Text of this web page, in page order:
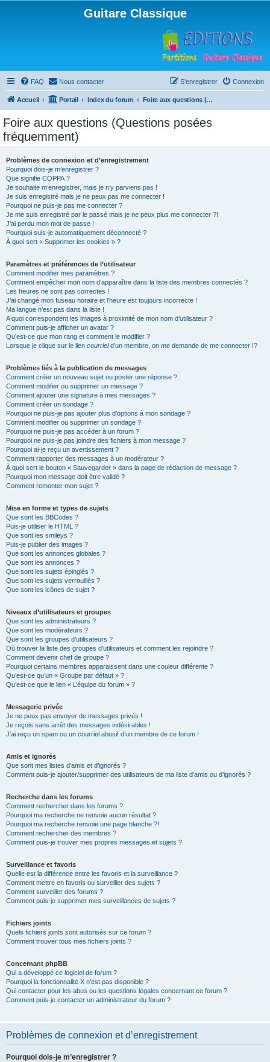
Guitare Classique
FAQ Nous contacter Connexion
S’enregistrer
Accueil Portail Index du forum Foire aux questions (Questions posées fréquemment)
Foire aux questions (Questions posées
fréquemment)
Problèmes de connexion et d’enregistrement
Pourquoi dois-je m’enregistrer ?
Que signifie COPPA ?
Je souhaite m’enregistrer, mais je n’y parviens pas !
Je suis enregistré mais je ne peux pas me connecter !
Pourquoi ne puis-je pas me connecter ?
Je me suis enregistré par le passé mais je ne peux plus me connecter ?!
J’ai perdu mon mot de passe !
Pourquoi suis-je automatiquement déconnecté ?
À quoi sert « Supprimer les cookies » ?
Paramètres et préférences de l’utilisateur
Comment modifier mes paramètres ?
Comment empêcher mon nom d’apparaître dans la liste des membres connectés ?
Les heures ne sont pas correctes !
J’ai changé mon fuseau horaire et l’heure est toujours incorrecte !
Ma langue n’est pas dans la liste !
A quoi correspondent les images à proximité de mon nom d’utilisateur ?
Comment puis-je afficher un avatar ?
Qu’est-ce que mon rang et comment le modifier ?
Lorsque je clique sur le lien courrield’un membre, on me demande de me connecter !?
Problèmes liés à la publication de messages
Comment créer un nouveau sujet ou poster une réponse ?
Comment modifier ou supprimer un message ?
Comment ajouter une signature à mes messages ?
Comment créer un sondage ?
Pourquoi ne puis-je pas ajouter plus d’options à mon sondage ?
Comment modifier ou supprimer un sondage ?
Pourquoi ne puis-je pas accéder à un forum ?
Pourquoi ne puis-je pas joindre des fichiers à mon message ?
Pourquoi ai-je reçu un avertissement ?
Comment rapporter des messages à un modérateur ?
À quoi sert le bouton « Sauvegarder » dans la page de rédaction de message ?
Pourquoi mon message doit être validé ?
Comment remonter mon sujet ?
Mise en forme et types de sujets
Que sont les BBCodes ?
Puis-je utiliser le HTML ?
Que sont les smileys ?
Puis-je publier des images ?
Que sont les annonces globales ?
Que sont les annonces ?
Que sont les sujets épinglés ?
Que sont les sujets verrouillés ?
Que sont les icônes de sujet ?
Niveaux d’utilisateurs et groupes
Que sont les administrateurs ?
Que sont les modérateurs ?
Que sont les groupes d’utilisateurs ?
Où trouver la liste des groupes d’utilisateurs et comment les rejoindre ?
Comment devenir chef de groupe ?
Pourquoi certains membres apparaissent dans une couleur différente ?
Qu’est-ce qu’un « Groupe par défaut » ?
Qu’est-ce que le lien « L’équipe du forum » ?
Messagerie privée
Je ne peux pas envoyer de messages privés !
Je reçois sans arrêt des messages indésirables !
J’ai reçu un spam ou un courriel abusif d’un membre de ce forum !
Amis et ignorés
Que sont mes listes d’amis et d’ignorés ?
Comment puis-je ajouter/supprimer des utilisateurs de ma liste d’amis ou d’ignorés ?
Recherche dans les forums
Comment rechercher dans les forums ?
Pourquoi ma recherche ne renvoie aucun résultat ?
Pourquoi ma recherche renvoie une page blanche ?!
Comment rechercher des membres ?
Comment puis-je trouver mes propres messages et sujets ?
Surveillance et favoris
Quelle est la différence entre les favoris et la surveillance ?
Comment mettre en favoris ou surveiller des sujets ?
Comment surveiller des forums ?
Comment puis-je supprimer mes surveillances de sujets ?
Fichiers joints
Quels fichiers joints sont autorisés sur ce forum ?
Comment trouver tous mes fichiers joints ?
Concernant phpBB
Qui a développé ce logiciel de forum ?
Pourquoi la fonctionnalité X n’est pas disponible ?
Qui contacter pour les abus ou les questions légales concernant ce forum ?
Comment puis-je contacter un administrateur du forum ?
Problèmes de connexion et d’enregistrement
Pourquoi dois-je m’enregistrer ?